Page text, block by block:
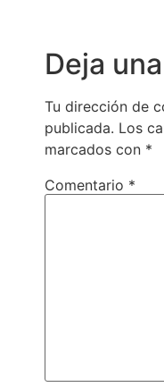
Deja
Tu dirección de
publicada. Los
marcados con *
Comentario *